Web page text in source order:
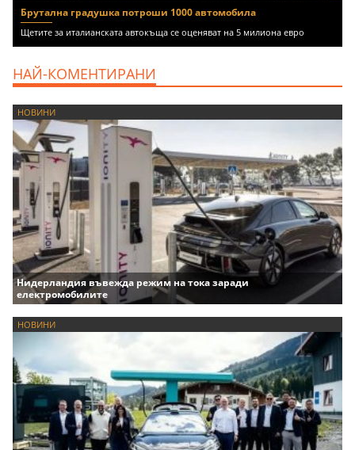
Брутална градушка потроши 1000 автомобила
Щетите за италианската автокъща се оценяват на 5 милиона евро
НАЙ-КОМЕНТИРАНИ
НОВИНИ
Нидерландия въвежда режим на тока заради
електромобилите
НОВИНИ